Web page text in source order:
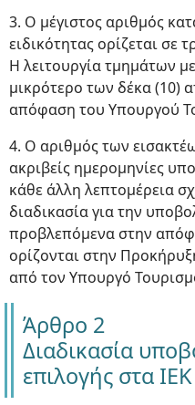
3. Ο μέγιστος αριθμός
ειδικότητας ορίζεται σε
Η λειτουργία τμημάτων
μικρότερο των δέκα (10)
απόφαση του Υπουργού
4. Ο αριθμός των
ακριβείς ημερομηνίες
κάθε άλλη λεπτομέρεια
διαδικασία για την
προβλεπόμενα στην
ορίζονται στην
από τον Υπουργό
Άρθρο 2
Διαδικασία
επιλογής στα ΙΕΚ